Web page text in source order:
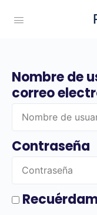
Nombre de
correo
Contraseña